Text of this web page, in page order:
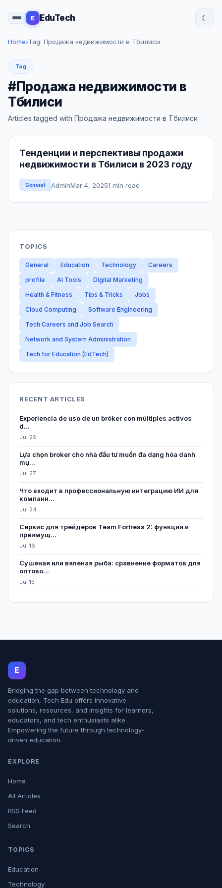
E EduTech ☾
Home›Tag: Продажа недвижимости в Тбилиси
Tag
#Продажа недвижимости в
Тбилиси
Articles tagged with Продажа недвижимости в Тбилиси
Тенденции и перспективы продажи
недвижимости в Тбилиси в 2023 году
General AdminMar 4, 20251 min read
TOPICS
General Education Technology
Careers
profile
AI Tools
Digital Marketing
Health & Fitness
Tips & Tricks
Jobs
Cloud Computing
Software Engineering
Tech Careers and Job Search
Network and System Administration
Tech for Education (EdTech)
RECENT ARTICLES
Experiencia de uso de un bróker con múltiples activos
d...
Jul 29
Lựa chọn broker cho nhà đầu tư muốn đa dạng hóa danh
mụ...
Jul 27
Что входит в профессиональную интеграцию ИИ для
компани...
Jul 24
Сервис для трейдеров Team Fortress 2: функции и
преимущ...
Jul 16
Сушеная или вяленая рыба: сравнение форматов для
оптово...
Jul 13
E
Bridging the gap between technology and
education, Tech Edu offers innovative
solutions, resources, and insights for learners,
educators, and tech enthusiasts alike.
Empowering the future through technology-
driven education.
EXPLORE
Home
All Articles
RSS Feed
Search
TOPICS
Education
Technology